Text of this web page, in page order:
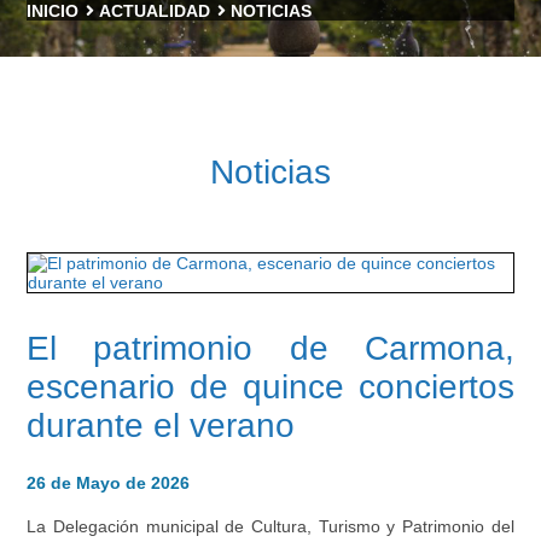
INICIO ACTUALIDAD NOTICIAS
Noticias
El patrimonio de Carmona,
escenario de quince conciertos
durante el verano
26 de Mayo de 2026
La Delegación municipal de Cultura, Turismo y Patrimonio del